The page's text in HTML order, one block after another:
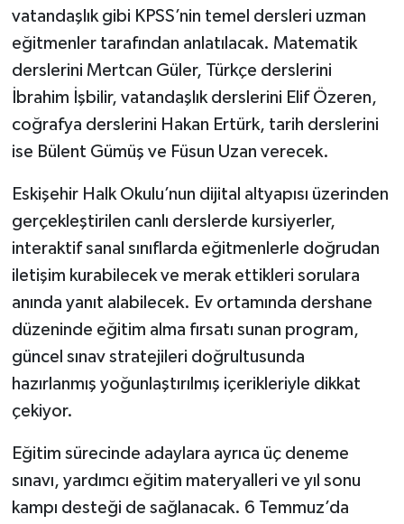
vatandaşlık gibi KPSS’nin temel dersleri uzman
eğitmenler tarafından anlatılacak. Matematik
derslerini Mertcan Güler, Türkçe derslerini
İbrahim İşbilir, vatandaşlık derslerini Elif Özeren,
coğrafya derslerini Hakan Ertürk, tarih derslerini
ise Bülent Gümüş ve Füsun Uzan verecek.
Eskişehir Halk Okulu’nun dijital altyapısı üzerinden
gerçekleştirilen canlı derslerde kursiyerler,
interaktif sanal sınıflarda eğitmenlerle doğrudan
iletişim kurabilecek ve merak ettikleri sorulara
anında yanıt alabilecek. Ev ortamında dershane
düzeninde eğitim alma fırsatı sunan program,
güncel sınav stratejileri doğrultusunda
hazırlanmış yoğunlaştırılmış içerikleriyle dikkat
çekiyor.
Eğitim sürecinde adaylara ayrıca üç deneme
sınavı, yardımcı eğitim materyalleri ve yıl sonu
kampı desteği de sağlanacak. 6 Temmuz’da